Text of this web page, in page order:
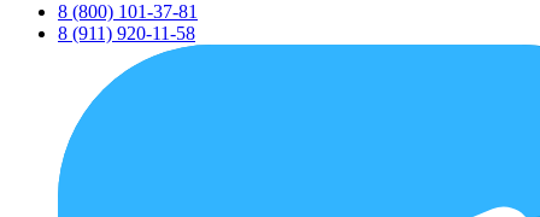
8 (800) 101-37-81
8 (911) 920-11-58